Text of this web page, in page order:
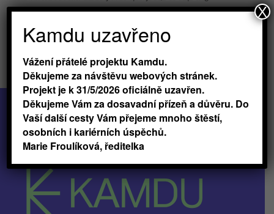
hlavně o osobním růstu. Každý z nás má někdy pocit,
potřebujeme někoho, kdo nás nasměruje. Právě proto
nabízíme koučing – jedinečnou příležitost pro ty, kteří
se aktivně...
Kamdu uzavřeno
Vážení přátelé projektu Kamdu.
Děkujeme za návštěvu webových stránek.
Projekt je k 31/5/2026 oficiálně uzavřen.
Děkujeme Vám za dosavadní přízeň a důvěru. Do
Vaší další cesty Vám přejeme mnoho štěstí,
osobních i kariérních úspěchů.
Marie Froulíková, ředitelka
X